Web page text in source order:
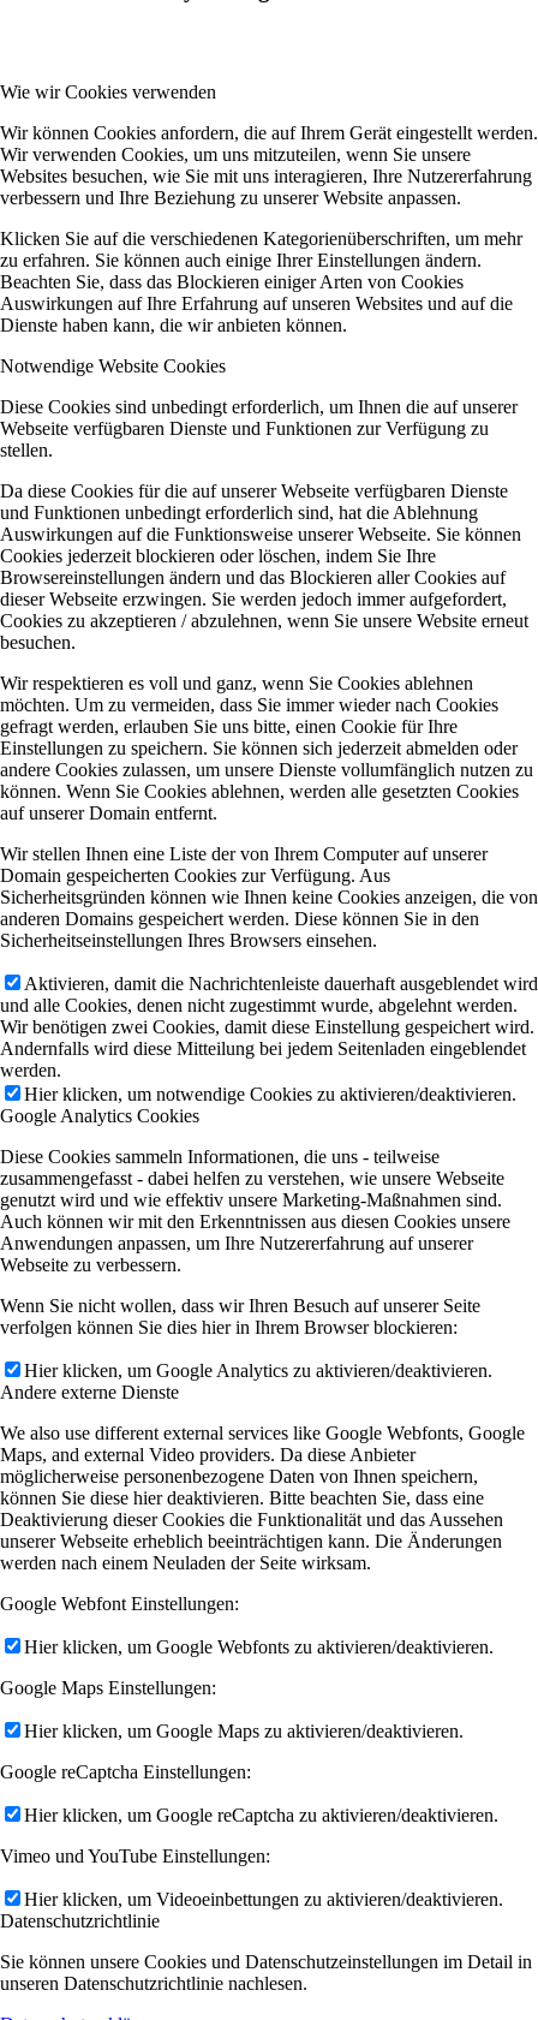
Wie wir Cookies verwenden
Wir können Cookies anfordern, die auf Ihrem Gerät eingestellt werden.
Wir verwenden Cookies, um uns mitzuteilen, wenn Sie unsere
Websites besuchen, wie Sie mit uns interagieren, Ihre Nutzererfahrung
verbessern und Ihre Beziehung zu unserer Website anpassen.
Klicken Sie auf die verschiedenen Kategorienüberschriften, um mehr
zu erfahren. Sie können auch einige Ihrer Einstellungen ändern.
Beachten Sie, dass das Blockieren einiger Arten von Cookies
Auswirkungen auf Ihre Erfahrung auf unseren Websites und auf die
Dienste haben kann, die wir anbieten können.
Notwendige Website Cookies
Diese Cookies sind unbedingt erforderlich, um Ihnen die auf unserer
Webseite verfügbaren Dienste und Funktionen zur Verfügung zu
stellen.
Da diese Cookies für die auf unserer Webseite verfügbaren Dienste
und Funktionen unbedingt erforderlich sind, hat die Ablehnung
Auswirkungen auf die Funktionsweise unserer Webseite. Sie können
Cookies jederzeit blockieren oder löschen, indem Sie Ihre
Browsereinstellungen ändern und das Blockieren aller Cookies auf
dieser Webseite erzwingen. Sie werden jedoch immer aufgefordert,
Cookies zu akzeptieren / abzulehnen, wenn Sie unsere Website erneut
besuchen.
Wir respektieren es voll und ganz, wenn Sie Cookies ablehnen
möchten. Um zu vermeiden, dass Sie immer wieder nach Cookies
gefragt werden, erlauben Sie uns bitte, einen Cookie für Ihre
Einstellungen zu speichern. Sie können sich jederzeit abmelden oder
andere Cookies zulassen, um unsere Dienste vollumfänglich nutzen zu
können. Wenn Sie Cookies ablehnen, werden alle gesetzten Cookies
auf unserer Domain entfernt.
Wir stellen Ihnen eine Liste der von Ihrem Computer auf unserer
Domain gespeicherten Cookies zur Verfügung. Aus
Sicherheitsgründen können wie Ihnen keine Cookies anzeigen, die von
anderen Domains gespeichert werden. Diese können Sie in den
Sicherheitseinstellungen Ihres Browsers einsehen.
Aktivieren, damit die Nachrichtenleiste dauerhaft ausgeblendet wird
und alle Cookies, denen nicht zugestimmt wurde, abgelehnt werden.
Wir benötigen zwei Cookies, damit diese Einstellung gespeichert wird.
Andernfalls wird diese Mitteilung bei jedem Seitenladen eingeblendet
werden.
Hier klicken, um notwendige Cookies zu aktivieren/deaktivieren.
Google Analytics Cookies
Diese Cookies sammeln Informationen, die uns - teilweise
zusammengefasst - dabei helfen zu verstehen, wie unsere Webseite
genutzt wird und wie effektiv unsere Marketing-Maßnahmen sind.
Auch können wir mit den Erkenntnissen aus diesen Cookies unsere
Anwendungen anpassen, um Ihre Nutzererfahrung auf unserer
Webseite zu verbessern.
Wenn Sie nicht wollen, dass wir Ihren Besuch auf unserer Seite
verfolgen können Sie dies hier in Ihrem Browser blockieren:
Hier klicken, um Google Analytics zu aktivieren/deaktivieren.
Andere externe Dienste
We also use different external services like Google Webfonts, Google
Maps, and external Video providers. Da diese Anbieter
möglicherweise personenbezogene Daten von Ihnen speichern,
können Sie diese hier deaktivieren. Bitte beachten Sie, dass eine
Deaktivierung dieser Cookies die Funktionalität und das Aussehen
unserer Webseite erheblich beeinträchtigen kann. Die Änderungen
werden nach einem Neuladen der Seite wirksam.
Google Webfont Einstellungen:
Hier klicken, um Google Webfonts zu aktivieren/deaktivieren.
Google Maps Einstellungen:
Hier klicken, um Google Maps zu aktivieren/deaktivieren.
Google reCaptcha Einstellungen:
Hier klicken, um Google reCaptcha zu aktivieren/deaktivieren.
Vimeo und YouTube Einstellungen:
Hier klicken, um Videoeinbettungen zu aktivieren/deaktivieren.
Datenschutzrichtlinie
Sie können unsere Cookies und Datenschutzeinstellungen im Detail in
unseren Datenschutzrichtlinie nachlesen.